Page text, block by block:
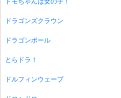
ドラゴンズクラウン
ドラゴンボール
とらドラ！
ドルフィンウェーブ